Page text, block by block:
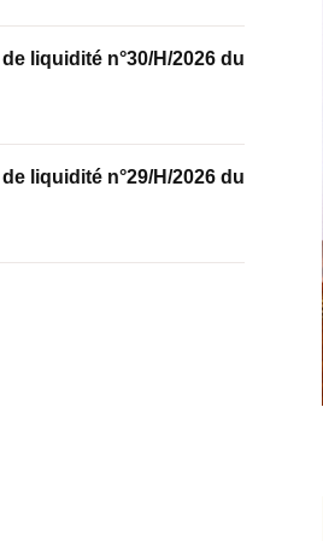
liquidité n°30/H/2026 du
liquidité n°29/H/2026 du